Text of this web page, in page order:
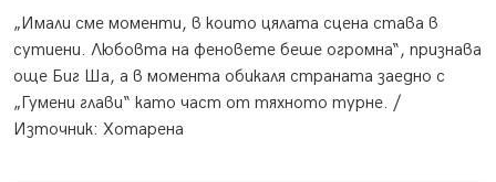
„Имали сме моменти, в които цялата сцена става в
сутиени. Любовта на феновете беше огромна“, признава
още Биг Ша, а в момента обикаля страната заедно с
„Гумени глави“ като част от тяхното турне. /
Източник: Хотарена